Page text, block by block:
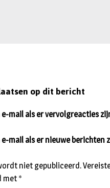
op dit bericht
niet gepubliceerd.
met *
mail als er vervolgreacties
mail als er nieuwe berichten